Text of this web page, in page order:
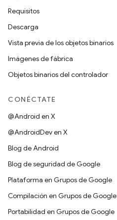
Requisitos
Descarga
Vista previa de los objetos binarios
Imágenes de fábrica
Objetos binarios del controlador
CONÉCTATE
@Android en X
@AndroidDev en X
Blog de Android
Blog de seguridad de Google
Plataforma en Grupos de Google
Compilación en Grupos de Google
Portabilidad en Grupos de Google